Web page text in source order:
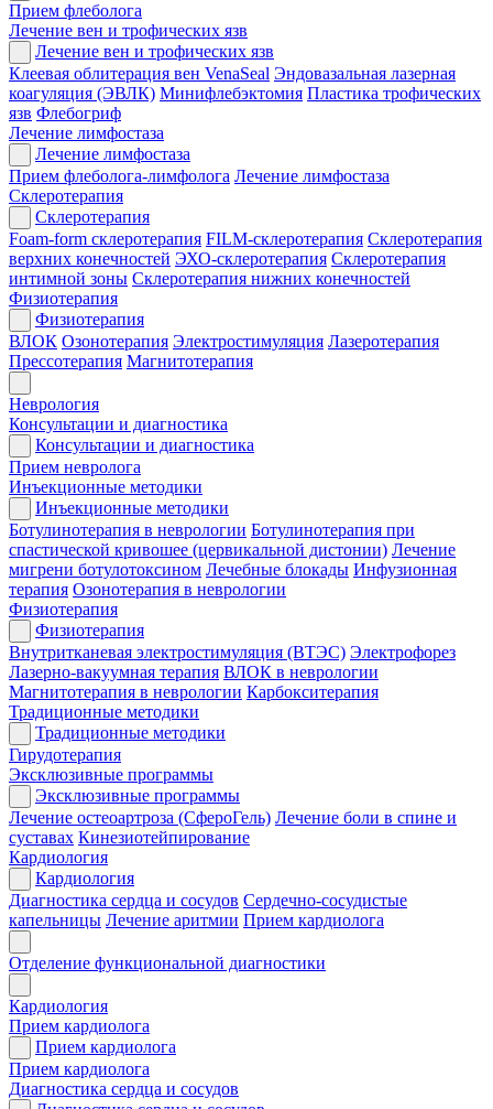
Прием флеболога
Лечение вен и трофических язв
Лечение вен и трофических язв
Клеевая облитерация вен VenaSeal Эндовазальная лазерная
коагуляция (ЭВЛК) Минифлебэктомия Пластика трофических
язв Флебогриф
Лечение лимфостаза
Лечение лимфостаза
Прием флеболога-лимфолога Лечение лимфостаза
Склеротерапия
Склеротерапия
Foam-form склеротерапия FILM-склеротерапия Склеротерапия
верхних конечностей ЭХО-склеротерапия Склеротерапия
интимной зоны Склеротерапия нижних конечностей
Физиотерапия
Физиотерапия
ВЛОК Озонотерапия Электростимуляция Лазеротерапия
Прессотерапия Магнитотерапия
Неврология
Консультации и диагностика
Консультации и диагностика
Прием невролога
Инъекционные методики
Инъекционные методики
Ботулинотерапия в неврологии Ботулинотерапия при
спастической кривошее (цервикальной дистонии) Лечение
мигрени ботулотоксином Лечебные блокады Инфузионная
терапия Озонотерапия в неврологии
Физиотерапия
Физиотерапия
Внутритканевая электростимуляция (ВТЭС) Электрофорез
Лазерно-вакуумная терапия ВЛОК в неврологии
Магнитотерапия в неврологии Карбокситерапия
Традиционные методики
Традиционные методики
Гирудотерапия
Эксклюзивные программы
Эксклюзивные программы
Лечение остеоартроза (СфероГель) Лечение боли в спине и
суставах Кинезиотейпирование
Кардиология
Кардиология
Диагностика сердца и сосудов Сердечно-сосудистые
капельницы Лечение аритмии Прием кардиолога
Отделение функциональной диагностики
Кардиология
Прием кардиолога
Прием кардиолога
Прием кардиолога
Диагностика сердца и сосудов